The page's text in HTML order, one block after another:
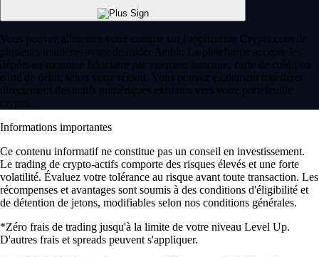
Vous pouvez alimenter votre compte sur l'application Crypto.com de
plusieurs manières avant de trader Aethir. La plateforme accepte les
dépôts en monnaie fiduciaire par virement bancaire, carte de crédit ou
carte de débit, selon votre région. Vous pouvez également transférer
directement des actifs numériques existants vers votre portefeuille
crypto.
Informations importantes
Ce contenu informatif ne constitue pas un conseil en investissement.
Le trading de crypto-actifs comporte des risques élevés et une forte
volatilité. Évaluez votre tolérance au risque avant toute transaction. Les
récompenses et avantages sont soumis à des conditions d'éligibilité et
de détention de jetons, modifiables selon nos conditions générales.
*Zéro frais de trading jusqu'à la limite de votre niveau Level Up.
D'autres frais et spreads peuvent s'appliquer.